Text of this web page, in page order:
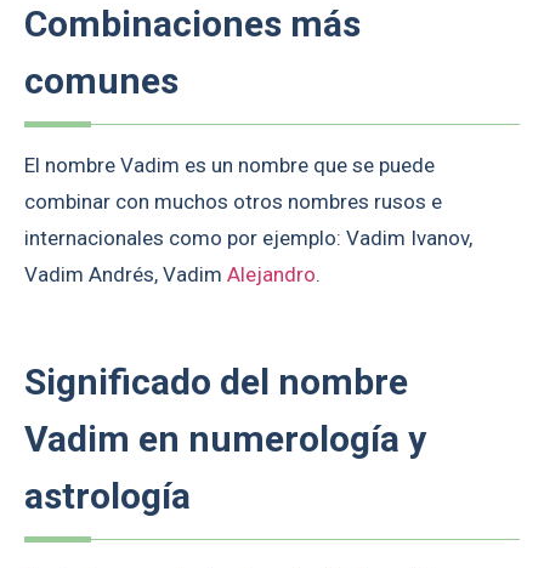
Combinaciones más
comunes
El nombre Vadim es un nombre que se puede
combinar con muchos otros nombres rusos e
internacionales como por ejemplo: Vadim Ivanov,
Vadim Andrés, Vadim Alejandro.
Significado del nombre
Vadim en numerología y
astrología